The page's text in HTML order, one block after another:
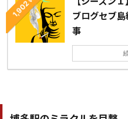
1,902
ブログセブ
事